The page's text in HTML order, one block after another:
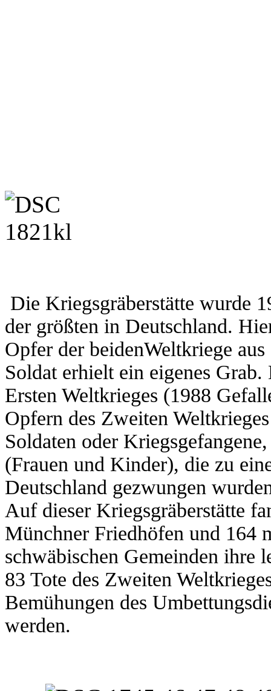
Die Kriegsgräberstätte wurde
der größten in Deutschland.
Opfer der beidenWeltkriege
Soldat erhielt ein eigenes
Ersten Weltkrieges (1988
Opfern des Zweiten
Soldaten oder
(Frauen und Kinder), die zu
Deutschland gezwungen
Auf dieser Kriegsgräberstätte
Münchner Friedhöfen und 164
schwäbischen Gemeinden ihre
83 Tote des Zweiten
Bemühungen des
werden.